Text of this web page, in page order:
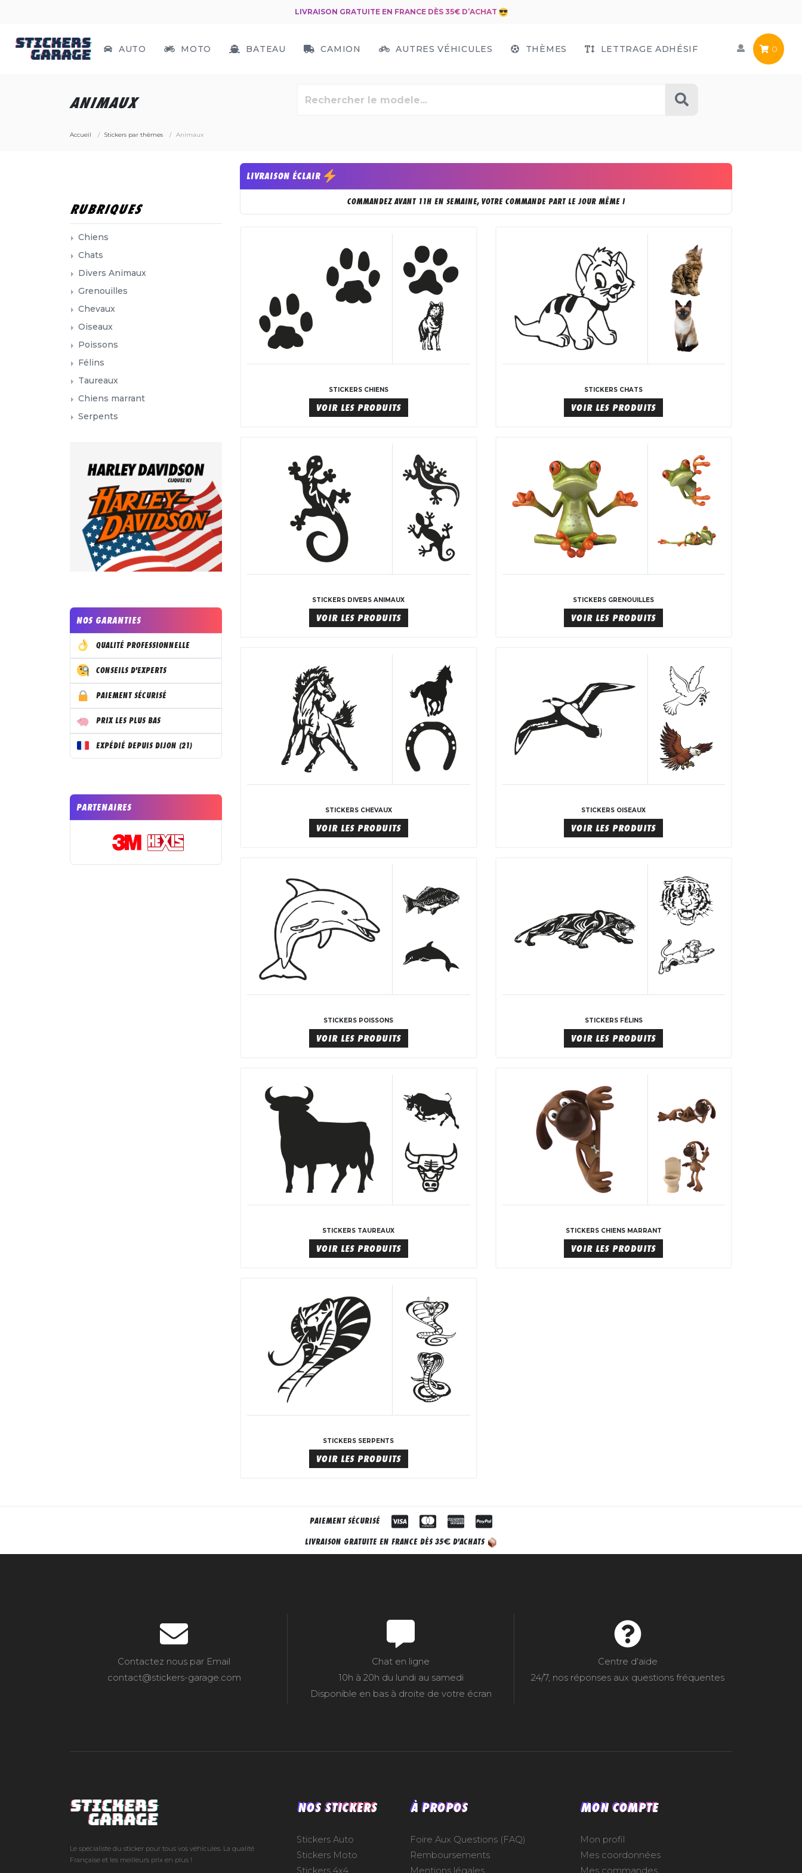
LIVRAISON GRATUITE EN FRANCE DÈS 35€ D’ACHAT
AUTO MOTO BATEAU CAMION AUTRES VÉHICULES THÈMES LETTRAGE ADHÉSIF 0
ANIMAUX
Accueil Stickers par thèmes Animaux
LIVRAISON ÉCLAIR
COMMANDEZ AVANT 11H EN SEMAINE, VOTRE COMMANDE PART LE JOUR MÊME !
STICKERS CHIENS
VOIR LES PRODUITS
STICKERS CHATS
VOIR LES PRODUITS
STICKERS DIVERS ANIMAUX
VOIR LES PRODUITS
STICKERS GRENOUILLES
VOIR LES PRODUITS
STICKERS CHEVAUX
VOIR LES PRODUITS
STICKERS OISEAUX
VOIR LES PRODUITS
STICKERS POISSONS
VOIR LES PRODUITS
STICKERS FÉLINS
VOIR LES PRODUITS
STICKERS TAUREAUX
VOIR LES PRODUITS
STICKERS CHIENS MARRANT
VOIR LES PRODUITS
STICKERS SERPENTS
VOIR LES PRODUITS
RUBRIQUES
Chiens
Chats
Divers Animaux
Grenouilles
Chevaux
Oiseaux
Poissons
Félins
Taureaux
Chiens marrant
Serpents
NOS GARANTIES
QUALITÉ PROFESSIONNELLE
CONSEILS D'EXPERTS
PAIEMENT SÉCURISÉ
PRIX LES PLUS BAS
EXPÉDIÉ DEPUIS DIJON (21)
PARTENAIRES
PAIEMENT SÉCURISÉ
LIVRAISON GRATUITE EN FRANCE DÈS 35€ D'ACHATS
Contactez nous par Email
contact@stickers-garage.com
Chat en ligne
10h à 20h du lundi au samedi
Disponible en bas à droite de votre écran
Centre d'aide
24/7, nos réponses aux questions fréquentes
Le spécialiste du sticker pour tous vos véhicules. La qualité
Française et les meilleurs prix en plus !
NOS STICKERS
Stickers Auto
Stickers Moto
Stickers 4x4
À PROPOS
Foire Aux Questions (FAQ)
Remboursements
Mentions légales
MON COMPTE
Mon profil
Mes coordonnées
Mes commandes